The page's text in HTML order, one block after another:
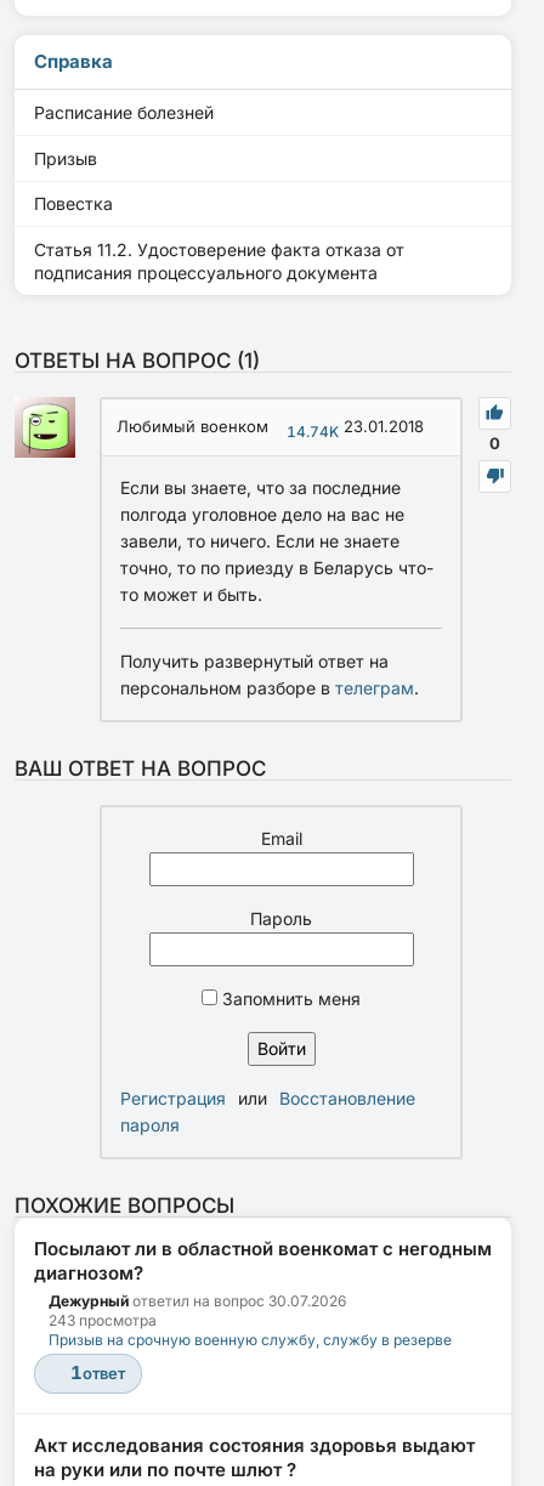
Справка
Расписание болезней
Призыв
Повестка
Статья 11.2. Удостоверение факта отказа от
подписания процессуального документа
ОТВЕТЫ НА ВОПРОС (1)
0
Любимый военком 14.74K 23.01.2018
Если вы знаете, что за последние
полгода уголовное дело на вас не
завели, то ничего. Если не знаете
точно, то по приезду в Беларусь что-
то может и быть.
Получить развернутый ответ на
персональном разборе в телеграм.
ВАШ ОТВЕТ НА ВОПРОС
Email
Пароль
Запомнить меня
Регистрация или
Восстановление
пароля
ПОХОЖИЕ ВОПРОСЫ
Посылают ли в областной военкомат с негодным
диагнозом?
Дежурный ответил на вопрос 30.07.2026
243 просмотра
Призыв на срочную военную службу, службу в резерве
1ответ
Акт исследования состояния здоровья выдают
на руки или по почте шлют ?